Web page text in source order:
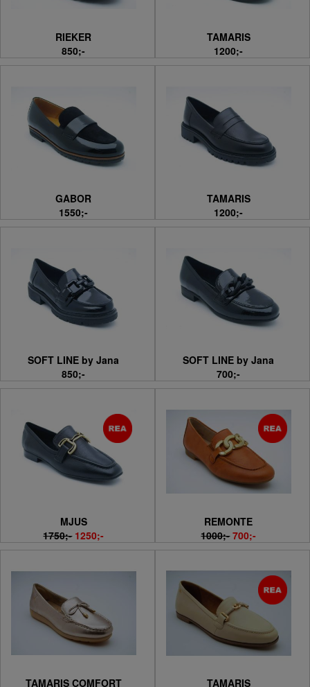
RIEKER
850;-
TAMARIS
1200;-
GABOR
1550;-
TAMARIS
1200;-
SOFT LINE by Jana
850;-
SOFT LINE by Jana
700;-
MJUS
1750;- 1250;-
REMONTE
1000;- 700;-
TAMARIS COMFORT TAMARIS